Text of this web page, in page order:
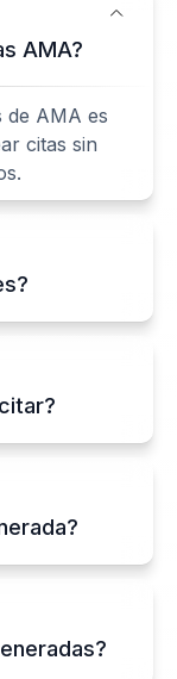
AMA?
de AMA es
citas sin